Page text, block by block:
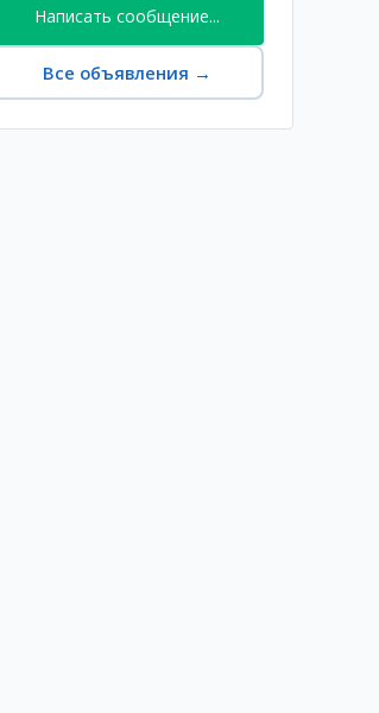
Написать сообщение...
Все объявления →